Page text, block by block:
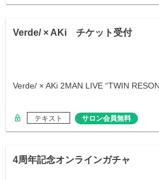
Verde/ × AKi チケット受付
Verde/ × AKi 2MAN LIVE “TWIN
テキスト サロン会員無料
4周年記念オンラインガチャ